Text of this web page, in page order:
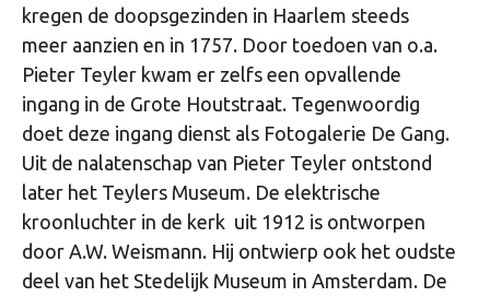
kregen de doopsgezinden in Haarlem steeds
meer aanzien en in 1757. Door toedoen van o.a.
Pieter Teyler kwam er zelfs een opvallende
ingang in de Grote Houtstraat. Tegenwoordig
doet deze ingang dienst als Fotogalerie De Gang.
Uit de nalatenschap van Pieter Teyler ontstond
later het Teylers Museum. De elektrische
kroonluchter in de kerk uit 1912 is ontworpen
door A.W. Weismann. Hij ontwierp ook het oudste
deel van het Stedelijk Museum in Amsterdam. De